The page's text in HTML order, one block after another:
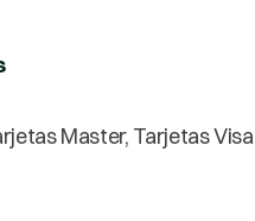
Master, Tarjetas Visa